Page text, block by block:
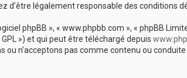
d’être légalement responsable des conditions
phpBB », « www.phpbb.com », « phpBB
») et qui peut être téléchargé depuis
ou n’acceptons pas comme contenu ou